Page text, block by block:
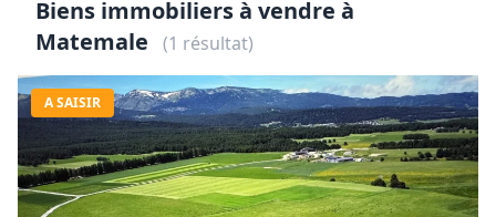
Biens immobiliers à vendre à
Matemale
(1 résultat)
A SAISIR